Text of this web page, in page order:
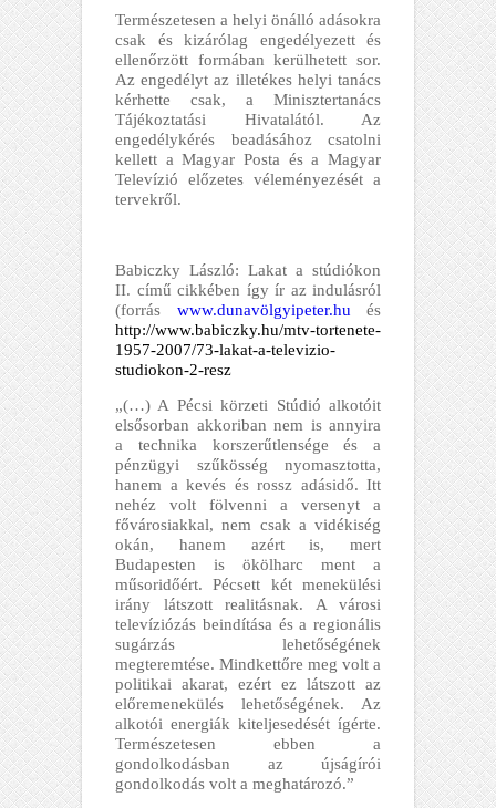
Természetesen a helyi önálló adásokra
csak és kizárólag engedélyezett és
ellenőrzött formában kerülhetett sor.
Az engedélyt az illetékes helyi tanács
kérhette csak, a Minisztertanács
Tájékoztatási Hivatalától. Az
engedélykérés beadásához csatolni
kellett a Magyar Posta és a Magyar
Televízió előzetes véleményezését a
tervekről.
Babiczky László: Lakat a stúdiókon
II. című cikkében így ír az indulásról
(forrás www.dunavölgyipeter.hu és
http://www.babiczky.hu/mtv-tortenete-
1957-2007/73-lakat-a-televizio-
studiokon-2-resz
„(…) A Pécsi körzeti Stúdió alkotóit
elsősorban akkoriban nem is annyira
a technika korszerűtlensége és a
pénzügyi szűkösség nyomasztotta,
hanem a kevés és rossz adásidő. Itt
nehéz volt fölvenni a versenyt a
fővárosiakkal, nem csak a vidékiség
okán, hanem azért is, mert
Budapesten is ökölharc ment a
műsoridőért. Pécsett két menekülési
irány látszott realitásnak. A városi
televíziózás beindítása és a regionális
sugárzás lehetőségének
megteremtése. Mindkettőre meg volt a
politikai akarat, ezért ez látszott az
előremenekülés lehetőségének. Az
alkotói energiák kiteljesedését ígérte.
Természetesen ebben a
gondolkodásban az újságírói
gondolkodás volt a meghatározó.”